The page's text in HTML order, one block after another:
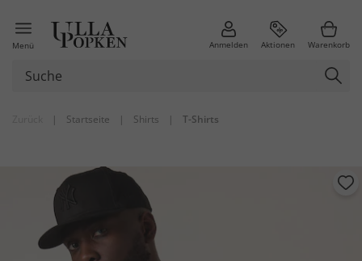
Menü Anmelden Aktionen Warenkorb
| Startseite | Shirts | T-Shirts